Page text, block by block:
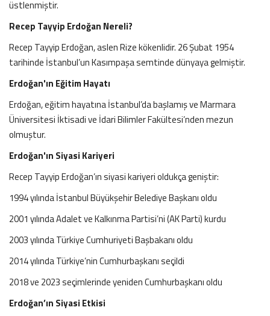
üstlenmiştir.
Recep Tayyip Erdoğan Nereli?
Recep Tayyip Erdoğan, aslen Rize kökenlidir. 26 Şubat 1954
tarihinde İstanbul’un Kasımpaşa semtinde dünyaya gelmiştir.
Erdoğan'ın Eğitim Hayatı
Erdoğan, eğitim hayatına İstanbul’da başlamış ve Marmara
Üniversitesi İktisadi ve İdari Bilimler Fakültesi’nden mezun
olmuştur.
Erdoğan'ın Siyasi Kariyeri
Recep Tayyip Erdoğan’ın siyasi kariyeri oldukça geniştir:
1994 yılında İstanbul Büyükşehir Belediye Başkanı oldu
2001 yılında Adalet ve Kalkınma Partisi’ni (AK Parti) kurdu
2003 yılında Türkiye Cumhuriyeti Başbakanı oldu
2014 yılında Türkiye’nin Cumhurbaşkanı seçildi
2018 ve 2023 seçimlerinde yeniden Cumhurbaşkanı oldu
Erdoğan’ın Siyasi Etkisi